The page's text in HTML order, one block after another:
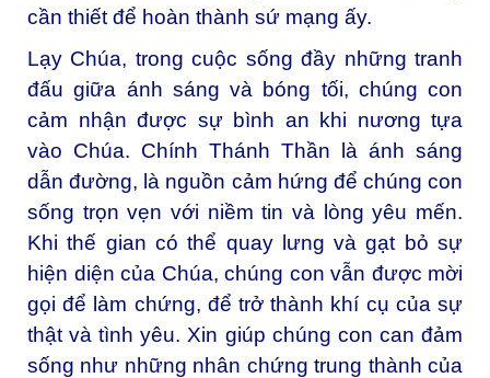
cần thiết để hoàn thành sứ mạng ấy.
Lạy Chúa, trong cuộc sống đầy những tranh
đấu giữa ánh sáng và bóng tối, chúng con
cảm nhận được sự bình an khi nương tựa
vào Chúa. Chính Thánh Thần là ánh sáng
dẫn đường, là nguồn cảm hứng để chúng con
sống trọn vẹn với niềm tin và lòng yêu mến.
Khi thế gian có thể quay lưng và gạt bỏ sự
hiện diện của Chúa, chúng con vẫn được mời
gọi để làm chứng, để trở thành khí cụ của sự
thật và tình yêu. Xin giúp chúng con can đảm
sống như những nhân chứng trung thành của